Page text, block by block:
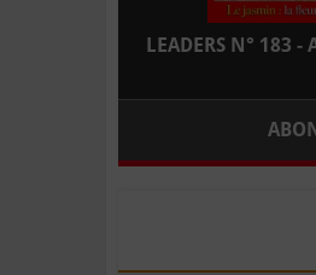
LEADERS N° 183 -